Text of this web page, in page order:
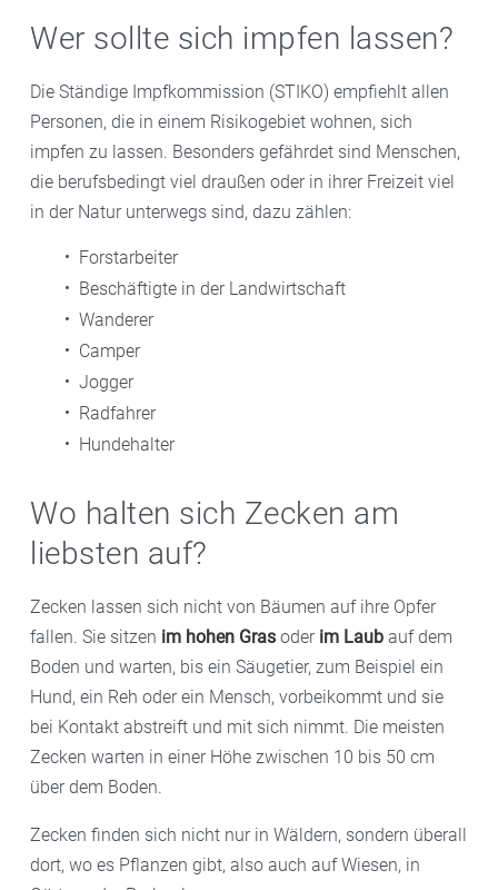
Wer sollte sich impfen lassen?
Die Ständige Impfkommission (STIKO) empfiehlt allen
Personen, die in einem Risikogebiet wohnen, sich
impfen zu lassen. Besonders gefährdet sind Menschen,
die berufsbedingt viel draußen oder in ihrer Freizeit viel
in der Natur unterwegs sind, dazu zählen:
Forstarbeiter
Beschäftigte in der Landwirtschaft
Wanderer
Camper
Jogger
Radfahrer
Hundehalter
Wo halten sich Zecken am
liebsten auf?
Zecken lassen sich nicht von Bäumen auf ihre Opfer
fallen. Sie sitzen im hohen Gras oder im Laub auf dem
Boden und warten, bis ein Säugetier, zum Beispiel ein
Hund, ein Reh oder ein Mensch, vorbeikommt und sie
bei Kontakt abstreift und mit sich nimmt. Die meisten
Zecken warten in einer Höhe zwischen 10 bis 50 cm
über dem Boden.
Zecken finden sich nicht nur in Wäldern, sondern überall
dort, wo es Pflanzen gibt, also auch auf Wiesen, in